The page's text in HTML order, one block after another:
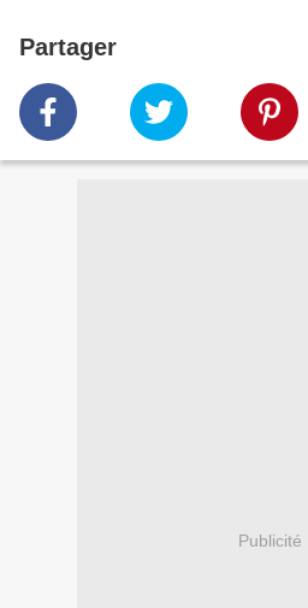
Partager
Publicité